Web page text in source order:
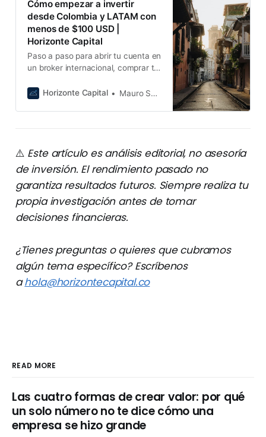
Cómo empezar a invertir
desde Colombia y LATAM con
menos de $100 USD |
Horizonte Capital
Paso a paso para abrir tu cuenta en
un broker internacional, comprar tu
desde Colombia, México o
Horizonte Capital Mauro Suescún
⚠️ Este artículo es análisis editorial, no asesoría
de inversión. El rendimiento pasado no
garantiza resultados futuros. Siempre realiza tu
propia investigación antes de tomar
decisiones financieras.
¿Tienes preguntas o quieres que cubramos
algún tema específico? Escríbenos
ahola@horizontecapital.co
READ MORE
Las cuatro formas de crear valor: por qué
un solo número no te dice cómo una
empresa se hizo grande